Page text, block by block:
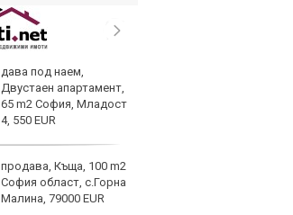
дава под наем,
Двустаен апартамент,
65 m2 София, Младост
4, 550 EUR
продава, Къща, 100 m2
София област, с.Горна
Малина, 79000 EUR